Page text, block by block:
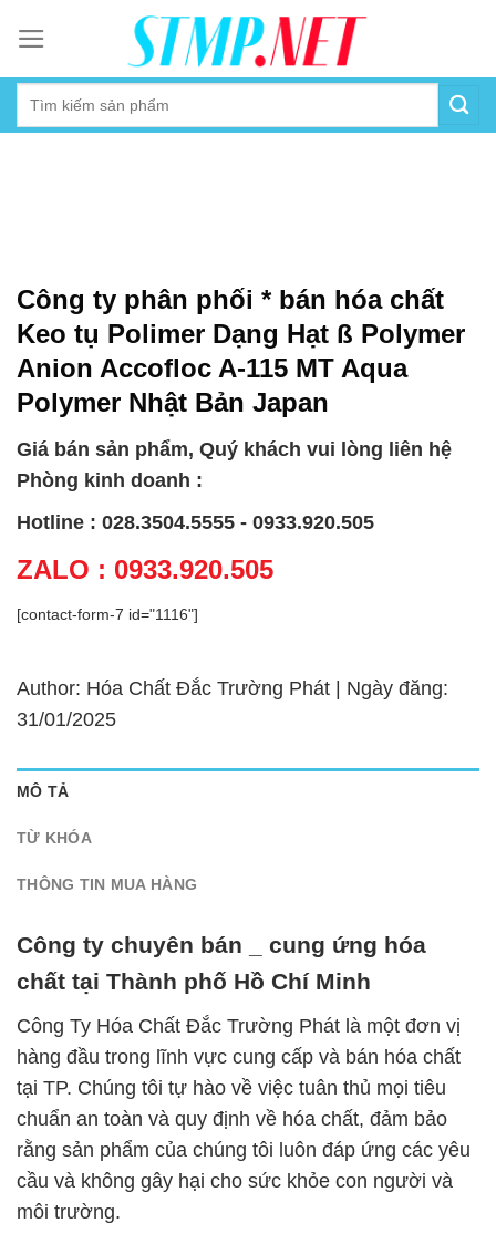
content
Công ty phân phối * bán hóa chất
Keo tụ Polimer Dạng Hạt ß Polymer
Anion Accofloc A-115 MT Aqua
Polymer Nhật Bản Japan
Giá bán sản phẩm, Quý khách vui lòng liên hệ
Phòng kinh doanh :
Hotline : 028.3504.5555 - 0933.920.505
ZALO : 0933.920.505
[contact-form-7 id="1116"]
Author: Hóa Chất Đắc Trường Phát | Ngày đăng:
31/01/2025
MÔ TẢ
TỪ KHÓA
THÔNG TIN MUA HÀNG
Công ty chuyên bán _ cung ứng hóa
chất tại Thành phố Hồ Chí Minh
Công Ty Hóa Chất Đắc Trường Phát là một đơn vị
hàng đầu trong lĩnh vực cung cấp và bán hóa chất
tại TP. Chúng tôi tự hào về việc tuân thủ mọi tiêu
chuẩn an toàn và quy định về hóa chất, đảm bảo
rằng sản phẩm của chúng tôi luôn đáp ứng các yêu
cầu và không gây hại cho sức khỏe con người và
môi trường.